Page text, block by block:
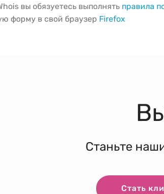
вы обязуетесь выполнять правила
форму в свой браузер Firefox
Станьте
Стать